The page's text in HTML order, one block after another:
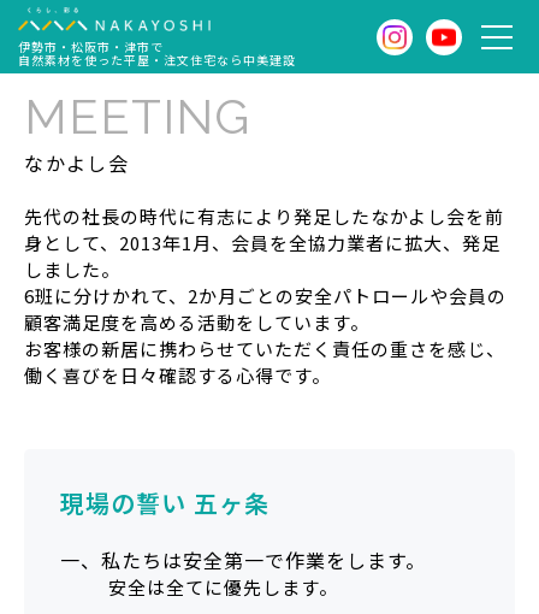
伊勢市・松阪市・津市で
自然素材を使った平屋・注文住宅なら中美建設
MEETING
なかよし会
先代の社長の時代に有志により発足したなかよし会を前
身として、2013年1月、会員を全協力業者に拡大、発足
しました。
6班に分けかれて、2か月ごとの安全パトロールや会員の
顧客満足度を高める活動をしています。
お客様の新居に携わらせていただく責任の重さを感じ、
働く喜びを日々確認する心得です。
現場の誓い 五ヶ条
一、私たちは安全第一で作業をします。
安全は全てに優先します。